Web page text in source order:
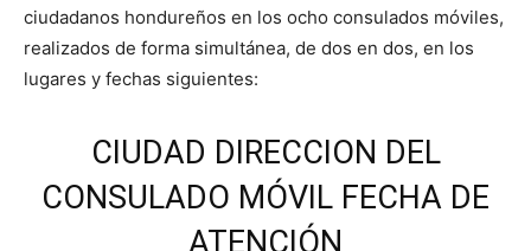
ciudadanos hondureños en los ocho consulados móviles,
realizados de forma simultánea, de dos en dos, en los
lugares y fechas siguientes:
CIUDAD DIRECCION DEL
CONSULADO MÓVIL FECHA DE
ATENCIÓN